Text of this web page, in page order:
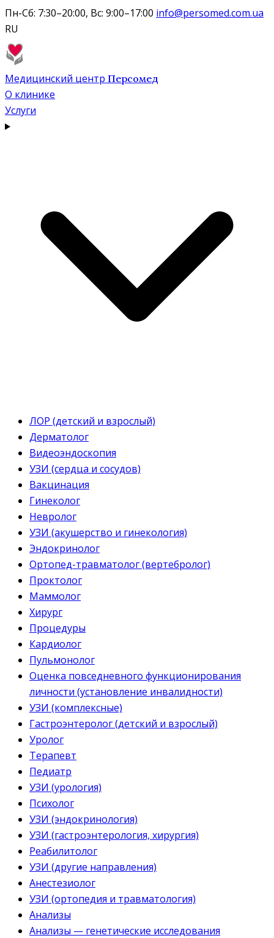
Пн-Сб: 7:30–20:00, Вс: 9:00–17:00 info@persomed.com.ua
RU
Медицинский центр Персомед
О клинике
Услуги
ЛОР (детский и взрослый)
Дерматолог
Видеоэндоскопия
УЗИ (сердца и сосудов)
Вакцинация
Гинеколог
Невролог
УЗИ (акушерство и гинекология)
Эндокринолог
Ортопед-травматолог (вертебролог)
Проктолог
Маммолог
Хирург
Процедуры
Кардиолог
Пульмонолог
Оценка повседневного функционирования
личности (установление инвалидности)
УЗИ (комплексные)
Гастроэнтеролог (детский и взрослый)
Уролог
Терапевт
Педиатр
УЗИ (урология)
Психолог
УЗИ (эндокринология)
УЗИ (гастроэнтерология, хирургия)
Реабилитолог
УЗИ (другие направления)
Анестезиолог
УЗИ (ортопедия и травматология)
Анализы
Анализы — генетические исследования